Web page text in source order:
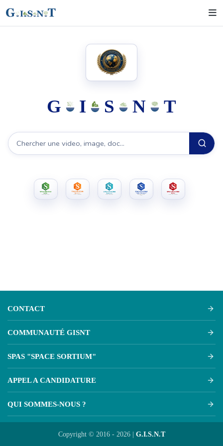
G I S N T
Recherche GISNT
CONTACT
COMMUNAUTÉ GISNT
SPAS "SPACE SORTIUM"
APPEL A CANDIDATURE
QUI SOMMES-NOUS ?
Copyright © 2016 - 2026 | G.I.S.N.T